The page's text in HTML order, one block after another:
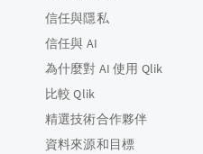
信任與隱私
信任與 AI
為什麼對 AI 使用 Qlik
比較 Qlik
精選技術合作夥伴
資料來源和目標